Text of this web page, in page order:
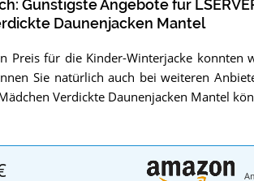
Günstigste Angebote für
Daunenjacken Mantel
Preis für die Kinder-Winterjacke konnten
Sie natürlich auch bei weiteren
Verdickte Daunenjacken Mantel